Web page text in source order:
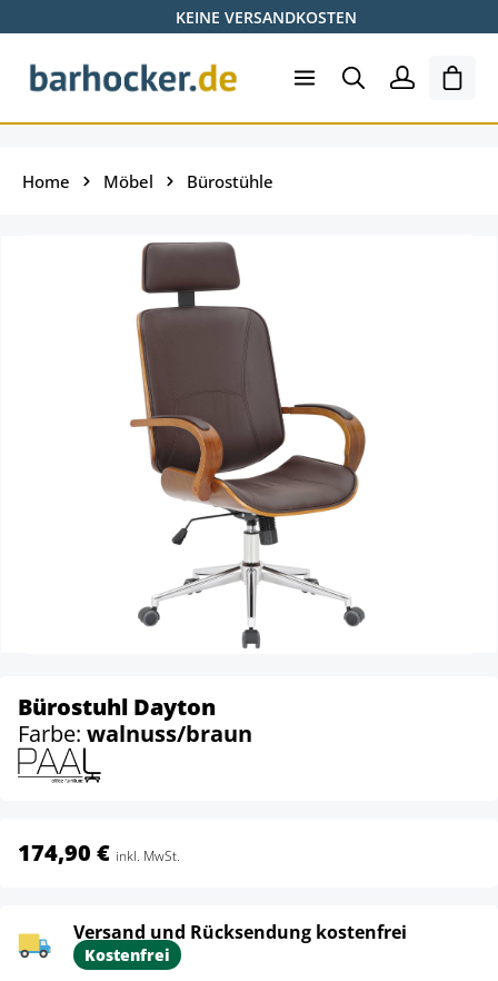
Zum Hauptinhalt springenKEINE VERSANDKOSTEN
Home Möbel Bürostühle
Bürostuhl Dayton
Farbe: walnuss/braun
174,90 € inkl. MwSt.
Versand und Rücksendung kostenfrei
Kostenfrei